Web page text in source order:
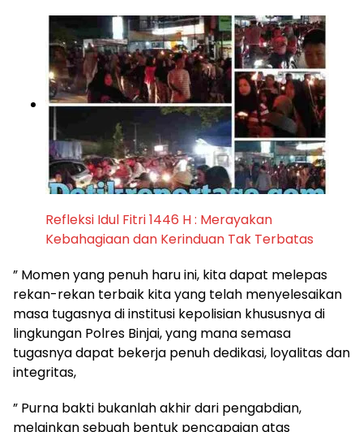
Refleksi Idul Fitri 1446 H : Merayakan
Kebahagiaan dan Kerinduan Tak Terbatas
” Momen yang penuh haru ini, kita dapat melepas
rekan-rekan terbaik kita yang telah menyelesaikan
masa tugasnya di institusi kepolisian khususnya di
lingkungan Polres Binjai, yang mana semasa
tugasnya dapat bekerja penuh dedikasi, loyalitas dan
integritas,
” Purna bakti bukanlah akhir dari pengabdian,
melainkan sebuah bentuk pencapaian atas